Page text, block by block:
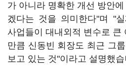
가 아니라 명확한 개선 방안
겠다는 것을 의미한다"며 "
사업들이 대내외적 변수로 큰
만큼 신동빈 회장도 최근 그
보고 있는 것"이라고 설명했